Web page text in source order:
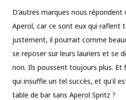
D'autres marques nous répondent
Aperol, car ce sont eux qui raflent
justement, il pourrait comme
se reposer sur leurs lauriers et se
non. Ils poussent toujours plus. Et
qui insuffle un tel succès, et qu'il
table de bar sans Aperol Spritz ?